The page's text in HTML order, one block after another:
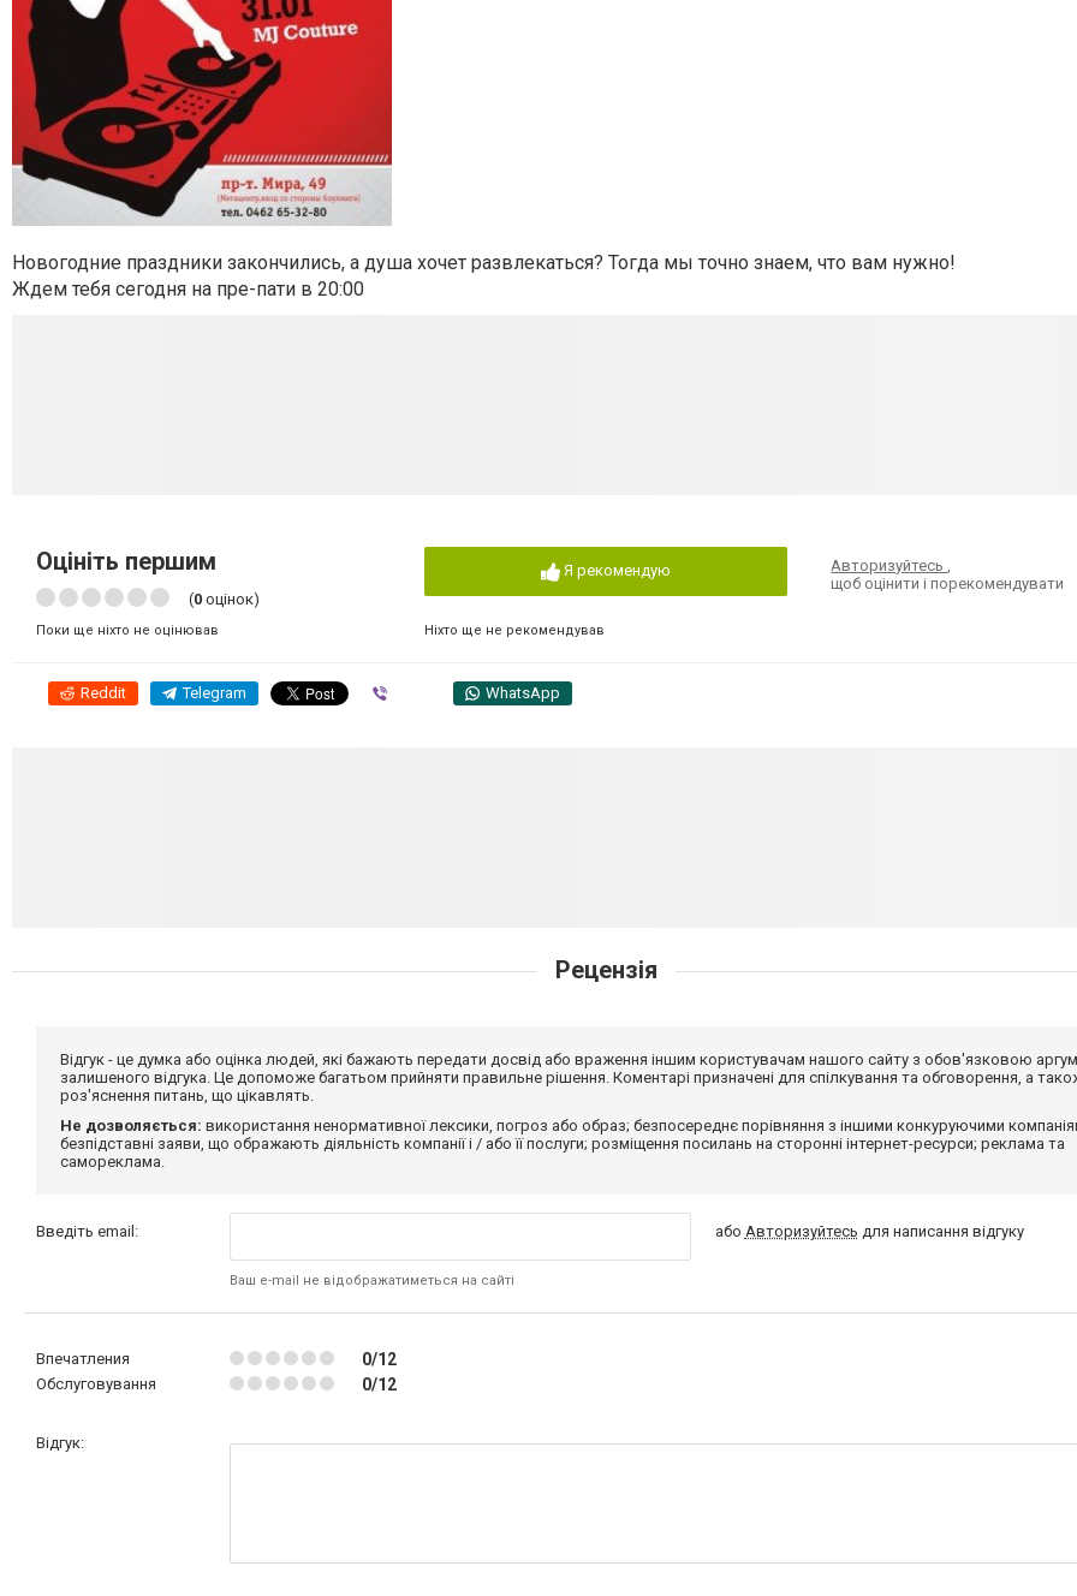
Новогодние праздники закончились, а душа хочет развлекаться? Тогда мы точно знаем, что вам нужно!
Ждем тебя сегодня на пре-пати в 20:00
Оцініть першим
(0 оцінок)
Поки ще ніхто не оцінював
Я рекомендую
Ніхто ще не рекомендував
Авторизуйтесь
щоб оцінити і порекомендувати
Reddit Telegram WhatsApp
Рецензія
Відгук - це думка або оцінка людей, які бажають передати досвід або враження іншим користувачам нашого сайту з обов'язковою
залишеного відгука. Це допоможе багатьом прийняти правильне рішення. Коментарі призначені для спілкування та обговорення, а
роз'яснення питань, що цікавлять.
Не дозволяється: використання ненормативної лексики, погроз або образ; безпосереднє порівняння з іншими конкуруючими
безпідставні заяви, що ображають діяльність компанії і / або її послуги; розміщення посилань на сторонні інтернет-ресурси; реклама та
самореклама.
Введіть email:
Ваш e-mail не відображатиметься на сайті
або Авторизуйтесь для написання відгуку
Впечатления 0/12
Обслуговування 0/12
Відгук: